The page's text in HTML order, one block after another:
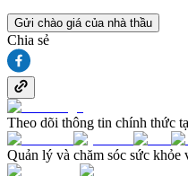
Gửi chào giá của nhà thầu
Chia sẻ
Theo dõi thông tin chính thức
Quản lý và chăm sóc sức